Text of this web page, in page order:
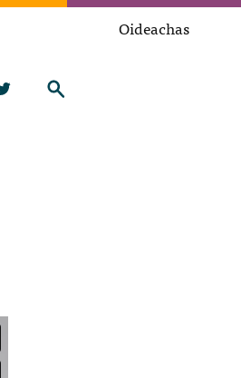
Oideachas